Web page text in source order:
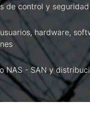
de control y
hardware,
NAS - SAN y